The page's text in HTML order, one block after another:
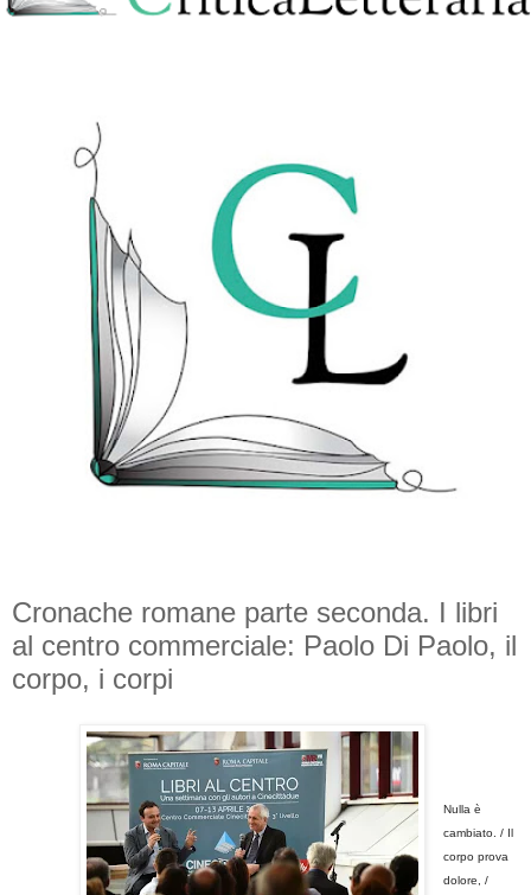
Cronache romane parte seconda. I libri
al centro commerciale: Paolo Di Paolo, il
corpo, i corpi
Nulla è
cambiato. / Il
corpo prova
dolore, /